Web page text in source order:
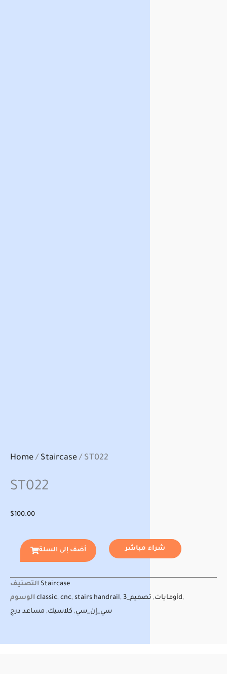
Home / Staircase / ST022
ST022
$100.00
أضف إلى السلة شراء مباشر
التصنيف Staircase
الوسوم classic, cnc, stairs handrail, أومايات, تصميم_3d,
سي_إن_سي, كلاسيك, مساعد درج